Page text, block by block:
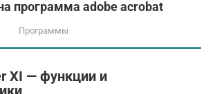
программа adobe acrobat
Программы
XI — функции и